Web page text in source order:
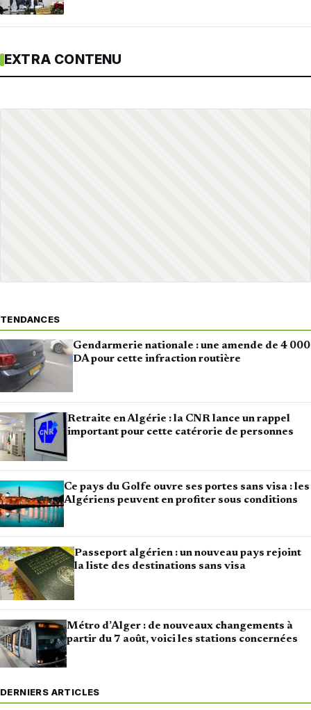
EXTRA CONTENU
TENDANCES
Gendarmerie nationale : une amende de 4 000
DA pour cette infraction routière
Retraite en Algérie : la CNR lance un rappel
important pour cette catérorie de personnes
Ce pays du Golfe ouvre ses portes sans visa : les
Algériens peuvent en profiter sous conditions
Passeport algérien : un nouveau pays rejoint
la liste des destinations sans visa
Métro d’Alger : de nouveaux changements à
partir du 7 août, voici les stations concernées
DERNIERS ARTICLES